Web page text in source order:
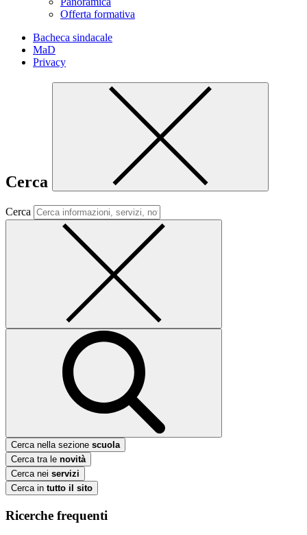
Offerta formativa
Bacheca sindacale
MaD
Privacy
Cerca
Cerca
Cerca nella sezione scuola
Cerca tra le novità
Cerca nei servizi
Cerca in tutto il sito
Ricerche frequenti